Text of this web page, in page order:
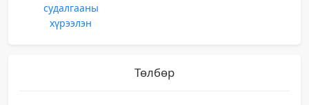
судалгааны
хүрээлэн
Төлбөр